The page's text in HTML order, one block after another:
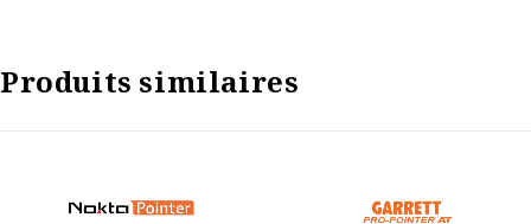
Produits similaires